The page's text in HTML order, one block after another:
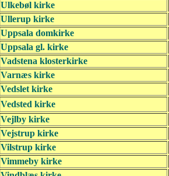
Ulkebøl kirke
Ullerup kirke
Uppsala domkirke
Uppsala gl. kirke
Vadstena klosterkirke
Varnæs kirke
Vedslet kirke
Vedsted kirke
Vejlby kirke
Vejstrup kirke
Vilstrup kirke
Vimmeby kirke